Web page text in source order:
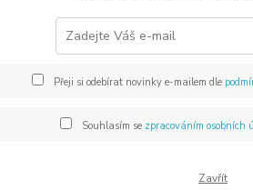
Přeji si odebírat novinky e-mailem dle
Souhlasím se zpracováním osobních
Zavřít